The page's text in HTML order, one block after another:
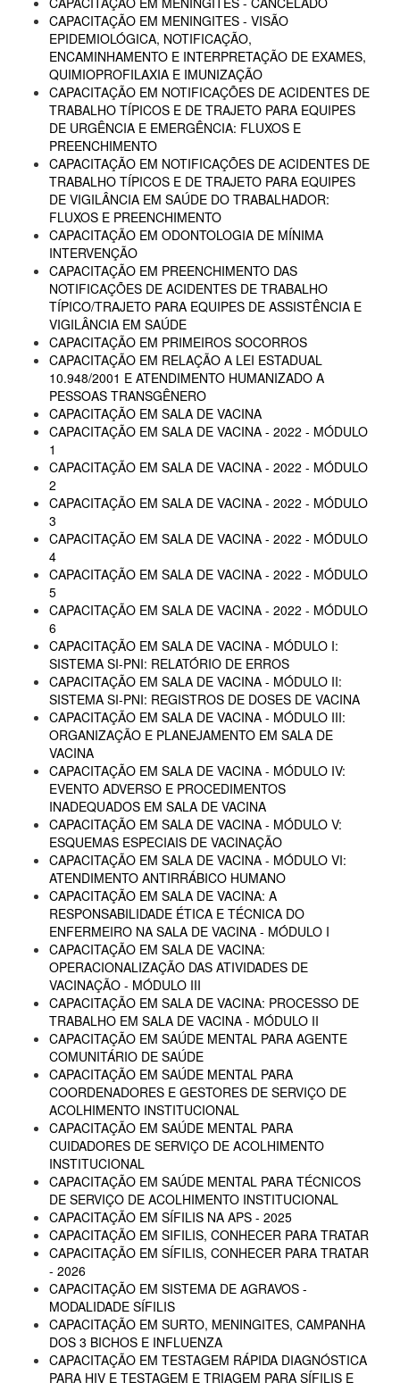
CAPACITAÇÃO EM MENINGITES - VISÃO
EPIDEMIOLÓGICA, NOTIFICAÇÃO,
ENCAMINHAMENTO E INTERPRETAÇÃO DE EXAMES,
QUIMIOPROFILAXIA E IMUNIZAÇÃO
CAPACITAÇÃO EM NOTIFICAÇÕES DE ACIDENTES DE
TRABALHO TÍPICOS E DE TRAJETO PARA EQUIPES
DE URGÊNCIA E EMERGÊNCIA: FLUXOS E
PREENCHIMENTO
CAPACITAÇÃO EM NOTIFICAÇÕES DE ACIDENTES DE
TRABALHO TÍPICOS E DE TRAJETO PARA EQUIPES
DE VIGILÂNCIA EM SAÚDE DO TRABALHADOR:
FLUXOS E PREENCHIMENTO
CAPACITAÇÃO EM ODONTOLOGIA DE MÍNIMA
INTERVENÇÃO
CAPACITAÇÃO EM PREENCHIMENTO DAS
NOTIFICAÇÕES DE ACIDENTES DE TRABALHO
TÍPICO/TRAJETO PARA EQUIPES DE ASSISTÊNCIA E
VIGILÂNCIA EM SAÚDE
CAPACITAÇÃO EM PRIMEIROS SOCORROS
CAPACITAÇÃO EM RELAÇÃO A LEI ESTADUAL
10.948/2001 E ATENDIMENTO HUMANIZADO A
PESSOAS TRANSGÊNERO
CAPACITAÇÃO EM SALA DE VACINA
CAPACITAÇÃO EM SALA DE VACINA - 2022 - MÓDULO
1
CAPACITAÇÃO EM SALA DE VACINA - 2022 - MÓDULO
2
CAPACITAÇÃO EM SALA DE VACINA - 2022 - MÓDULO
3
CAPACITAÇÃO EM SALA DE VACINA - 2022 - MÓDULO
4
CAPACITAÇÃO EM SALA DE VACINA - 2022 - MÓDULO
5
CAPACITAÇÃO EM SALA DE VACINA - 2022 - MÓDULO
6
CAPACITAÇÃO EM SALA DE VACINA - MÓDULO I:
SISTEMA SI-PNI: RELATÓRIO DE ERROS
CAPACITAÇÃO EM SALA DE VACINA - MÓDULO II:
SISTEMA SI-PNI: REGISTROS DE DOSES DE VACINA
CAPACITAÇÃO EM SALA DE VACINA - MÓDULO III:
ORGANIZAÇÃO E PLANEJAMENTO EM SALA DE
VACINA
CAPACITAÇÃO EM SALA DE VACINA - MÓDULO IV:
EVENTO ADVERSO E PROCEDIMENTOS
INADEQUADOS EM SALA DE VACINA
CAPACITAÇÃO EM SALA DE VACINA - MÓDULO V:
ESQUEMAS ESPECIAIS DE VACINAÇÃO
CAPACITAÇÃO EM SALA DE VACINA - MÓDULO VI:
ATENDIMENTO ANTIRRÁBICO HUMANO
CAPACITAÇÃO EM SALA DE VACINA: A
RESPONSABILIDADE ÉTICA E TÉCNICA DO
ENFERMEIRO NA SALA DE VACINA - MÓDULO I
CAPACITAÇÃO EM SALA DE VACINA:
OPERACIONALIZAÇÃO DAS ATIVIDADES DE
VACINAÇÃO - MÓDULO III
CAPACITAÇÃO EM SALA DE VACINA: PROCESSO DE
TRABALHO EM SALA DE VACINA - MÓDULO II
CAPACITAÇÃO EM SAÚDE MENTAL PARA AGENTE
COMUNITÁRIO DE SAÚDE
CAPACITAÇÃO EM SAÚDE MENTAL PARA
COORDENADORES E GESTORES DE SERVIÇO DE
ACOLHIMENTO INSTITUCIONAL
CAPACITAÇÃO EM SAÚDE MENTAL PARA
CUIDADORES DE SERVIÇO DE ACOLHIMENTO
INSTITUCIONAL
CAPACITAÇÃO EM SAÚDE MENTAL PARA TÉCNICOS
DE SERVIÇO DE ACOLHIMENTO INSTITUCIONAL
CAPACITAÇÃO EM SÍFILIS NA APS - 2025
CAPACITAÇÃO EM SIFILIS, CONHECER PARA TRATAR
CAPACITAÇÃO EM SÍFILIS, CONHECER PARA TRATAR
- 2026
CAPACITAÇÃO EM SISTEMA DE AGRAVOS -
MODALIDADE SÍFILIS
CAPACITAÇÃO EM SURTO, MENINGITES, CAMPANHA
DOS 3 BICHOS E INFLUENZA
CAPACITAÇÃO EM TESTAGEM RÁPIDA DIAGNÓSTICA
PARA HIV E TESTAGEM E TRIAGEM PARA SÍFILIS E